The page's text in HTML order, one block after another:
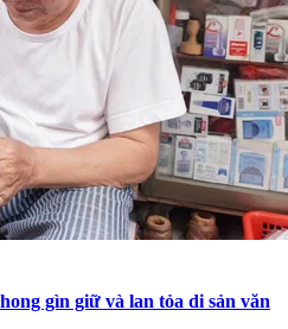
gìn giữ và lan tỏa di sản văn